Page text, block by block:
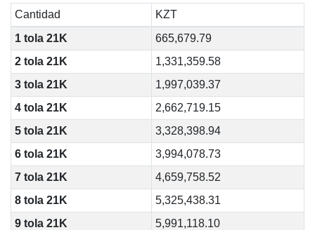
Cantidad
KZT
1 tola 21K
665,679.79
2 tola 21K
1,331,359.58
3 tola 21K
1,997,039.37
4 tola 21K
2,662,719.15
5 tola 21K
3,328,398.94
6 tola 21K
3,994,078.73
7 tola 21K
4,659,758.52
8 tola 21K
5,325,438.31
9 tola 21K
5,991,118.10